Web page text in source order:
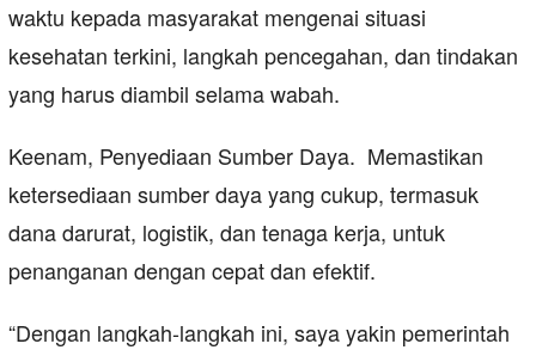
waktu kepada masyarakat mengenai situasi
kesehatan terkini, langkah pencegahan, dan tindakan
yang harus diambil selama wabah.
Keenam, Penyediaan Sumber Daya. Memastikan
ketersediaan sumber daya yang cukup, termasuk
dana darurat, logistik, dan tenaga kerja, untuk
penanganan dengan cepat dan efektif.
“Dengan langkah-langkah ini, saya yakin pemerintah